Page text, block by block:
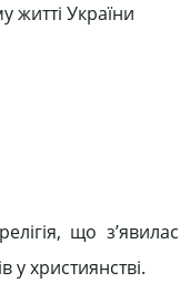
житті України
що
християнстві.